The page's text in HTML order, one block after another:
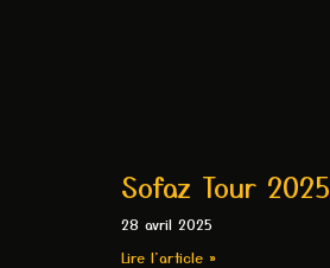
Sofaz Tour 2025
28 avril 2025
Lire l'article »